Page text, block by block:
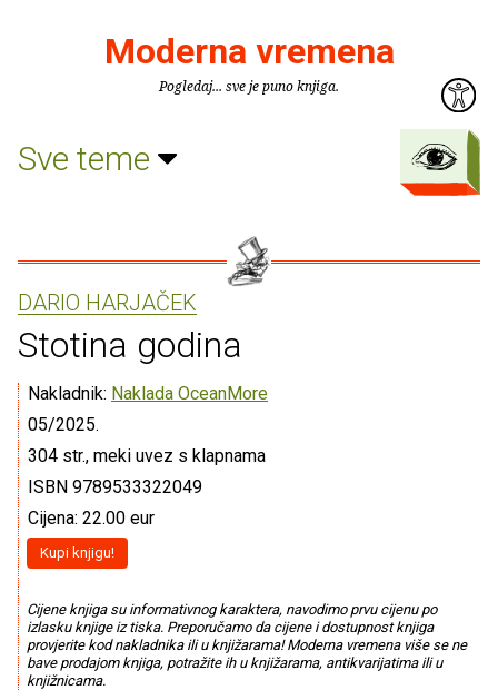
Moderna vremena
Pogledaj... sve je puno knjiga.
Sve teme
DARIO HARJAČEK
Stotina godina
Nakladnik: Naklada OceanMore
05/2025.
304 str., meki uvez s klapnama
ISBN 9789533322049
Cijena: 22.00 eur
Kupi knjigu!
Cijene knjiga su informativnog karaktera, navodimo prvu cijenu po
izlasku knjige iz tiska. Preporučamo da cijene i dostupnost knjiga
provjerite kod nakladnika ili u knjižarama! Moderna vremena više se ne
bave prodajom knjiga, potražite ih u knjižarama, antikvarijatima ili u
knjižnicama.